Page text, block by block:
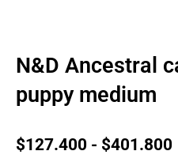
N&D Ancestral
puppy medium
$127.400 - $401.800